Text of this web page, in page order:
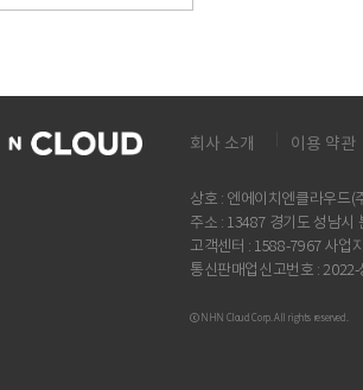
회사 소개 이용 약관
상호 : 엔에이치엔클라우드(
주소 : 13487 경기도 성남
고객센터 : 1588-7967 사업
통신판매업신고번호 :
ⓒ NHN Cloud Corp. All rights reserved.